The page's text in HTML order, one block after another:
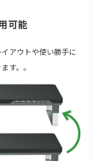
可能
アウトや使い勝手に
す。。